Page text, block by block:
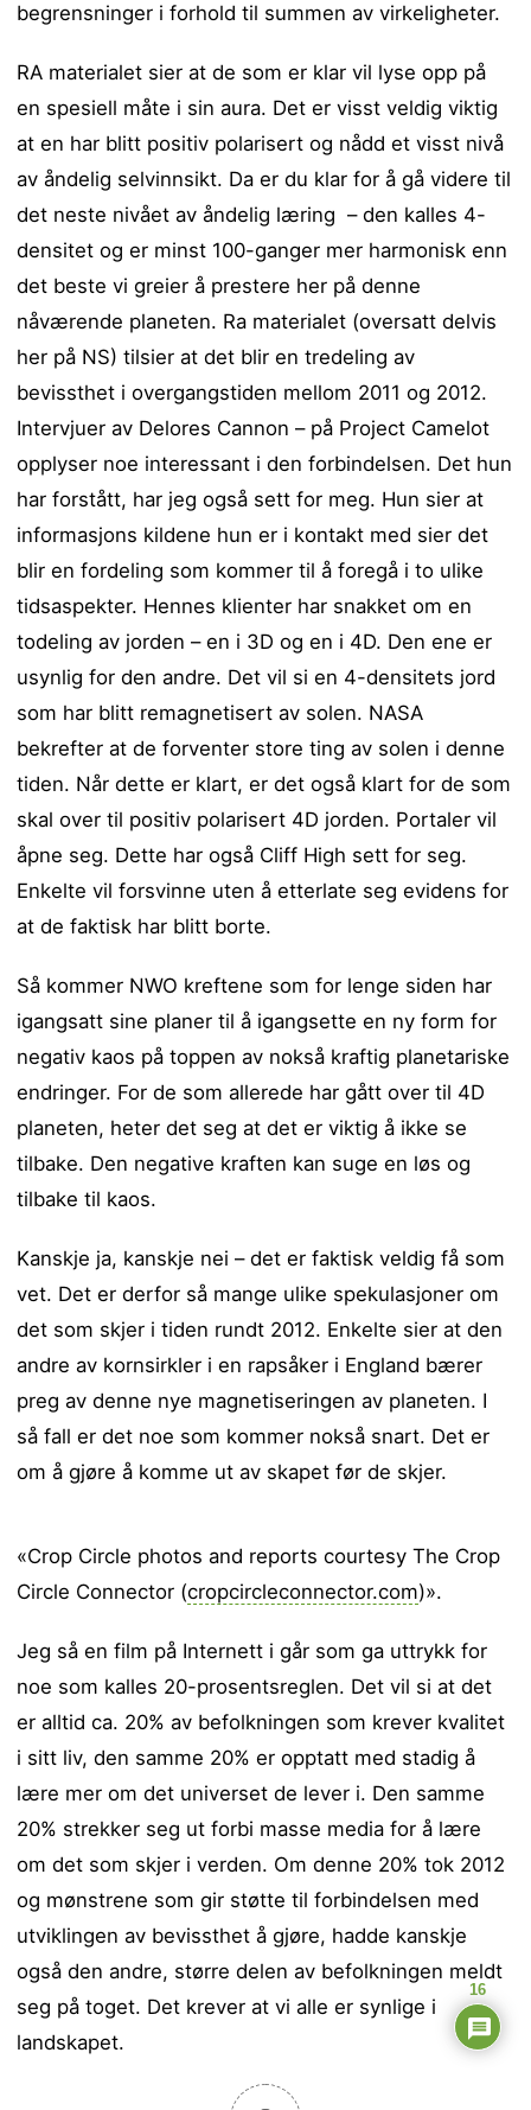
begrensninger i forhold til summen av virkeligheter.
RA materialet sier at de som er klar vil lyse opp på
en spesiell måte i sin aura. Det er visst veldig viktig
at en har blitt positiv polarisert og nådd et visst nivå
av åndelig selvinnsikt. Da er du klar for å gå videre til
det neste nivået av åndelig læring – den kalles 4-
densitet og er minst 100-ganger mer harmonisk enn
det beste vi greier å prestere her på denne
nåværende planeten. Ra materialet (oversatt delvis
her på NS) tilsier at det blir en tredeling av
bevissthet i overgangstiden mellom 2011 og 2012.
Intervjuer av Delores Cannon – på Project Camelot
opplyser noe interessant i den forbindelsen. Det hun
har forstått, har jeg også sett for meg. Hun sier at
informasjons kildene hun er i kontakt med sier det
blir en fordeling som kommer til å foregå i to ulike
tidsaspekter. Hennes klienter har snakket om en
todeling av jorden – en i 3D og en i 4D. Den ene er
usynlig for den andre. Det vil si en 4-densitets jord
som har blitt remagnetisert av solen. NASA
bekrefter at de forventer store ting av solen i denne
tiden. Når dette er klart, er det også klart for de som
skal over til positiv polarisert 4D jorden. Portaler vil
åpne seg. Dette har også Cliff High sett for seg.
Enkelte vil forsvinne uten å etterlate seg evidens for
at de faktisk har blitt borte.
Så kommer NWO kreftene som for lenge siden har
igangsatt sine planer til å igangsette en ny form for
negativ kaos på toppen av nokså kraftig planetariske
endringer. For de som allerede har gått over til 4D
planeten, heter det seg at det er viktig å ikke se
tilbake. Den negative kraften kan suge en løs og
tilbake til kaos.
Kanskje ja, kanskje nei – det er faktisk veldig få som
vet. Det er derfor så mange ulike spekulasjoner om
det som skjer i tiden rundt 2012. Enkelte sier at den
andre av kornsirkler i en rapsåker i England bærer
preg av denne nye magnetiseringen av planeten. I
så fall er det noe som kommer nokså snart. Det er
om å gjøre å komme ut av skapet før de skjer.
«Crop Circle photos and reports courtesy The Crop
Circle Connector (cropcircleconnector.com)».
Jeg så en film på Internett i går som ga uttrykk for
noe som kalles 20-prosentsreglen. Det vil si at det
er alltid ca. 20% av befolkningen som krever kvalitet
i sitt liv, den samme 20% er opptatt med stadig å
lære mer om det universet de lever i. Den samme
20% strekker seg ut forbi masse media for å lære
om det som skjer i verden. Om denne 20% tok 2012
og mønstrene som gir støtte til forbindelsen med
utviklingen av bevissthet å gjøre, hadde kanskje
også den andre, større delen av befolkningen meldt
seg på toget. Det krever at vi alle er synlige i
landskapet.
16